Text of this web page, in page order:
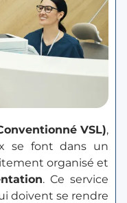
VSL),
se font dans un
organisé et
. Ce service
doivent se rendre